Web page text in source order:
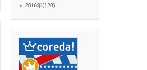
2016年(128)